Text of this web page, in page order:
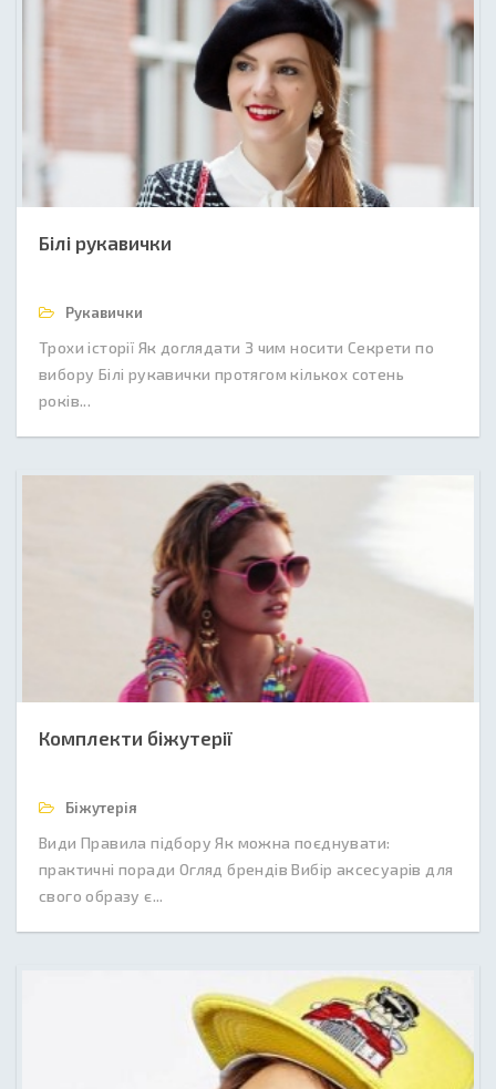
Білі рукавички
Рукавички
Трохи історії Як доглядати З чим носити Секрети по
вибору Білі рукавички протягом кількох сотень
років...
Комплекти біжутерії
Біжутерія
Види Правила підбору Як можна поєднувати:
практичні поради Огляд брендів Вибір аксесуарів для
свого образу є...